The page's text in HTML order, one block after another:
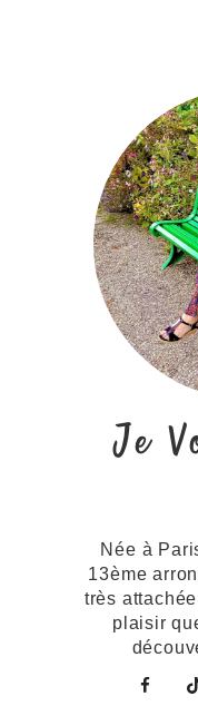
Je
Née à
13ème
très
plaisir